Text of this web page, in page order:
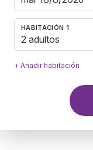
HABITACIÓN 1
2 adultos
+ Añadir habitación